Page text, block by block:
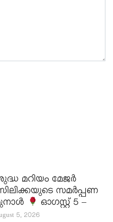
മറിയം മേജർ
സമർപ്പണ
ഓഗസ്റ്റ് 5 –
5, 2026